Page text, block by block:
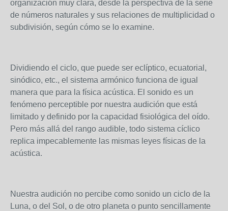
organización muy clara, desde la perspectiva de la serie
de números naturales y sus relaciones de multiplicidad o
subdivisión, según cómo se lo examine.
Dividiendo el ciclo, que puede ser eclíptico, ecuatorial,
sinódico, etc., el sistema armónico funciona de igual
manera que para la física acústica. El sonido es un
fenómeno perceptible por nuestra audición que está
limitado y definido por la capacidad fisiológica del oído.
Pero más allá del rango audible, todo sistema cíclico
replica impecablemente las mismas leyes físicas de la
acústica.
Nuestra audición no percibe como sonido un ciclo de la
Luna, o del Sol, o de otro planeta o punto sencillamente